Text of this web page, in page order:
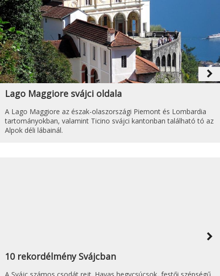
navigate_next
Lago Maggiore svájci oldala
A Lago Maggiore az észak-olaszországi Piemont és Lombardia
tartományokban, valamint Ticino svájci kantonban található tó az
Alpok déli lábainál.
navigate_next
10 rekordélmény Svájcban